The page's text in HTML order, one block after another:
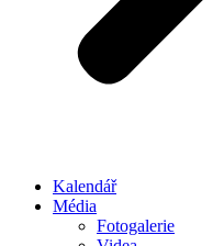
Kalendář
Média
Fotogalerie